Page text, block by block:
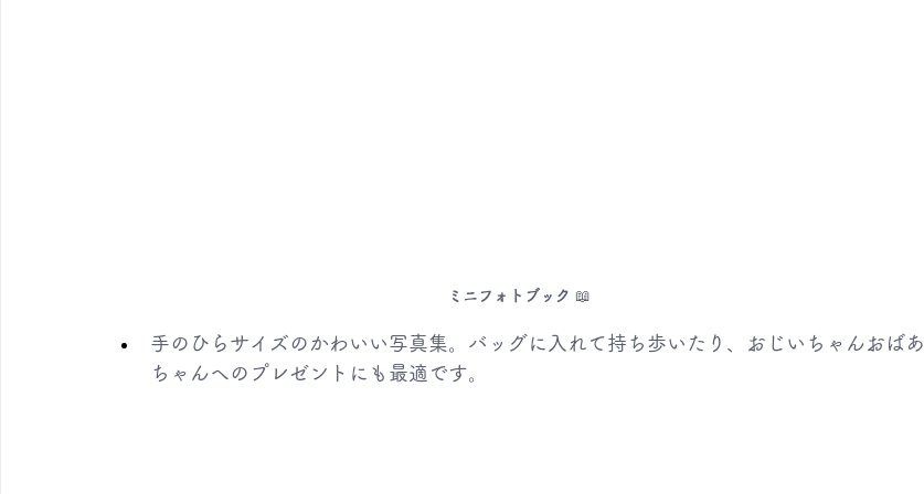
ミニフォトブック 📖
手のひらサイズのかわいい写真集。バッグに入れて持ち歩いたり、おじいちゃんおばあ
ちゃんへのプレゼントにも最適です。